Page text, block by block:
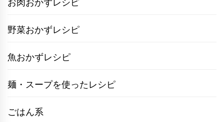
お肉おかずレシピ
野菜おかずレシピ
魚おかずレシピ
麺・スープを使ったレシピ
ごはん系